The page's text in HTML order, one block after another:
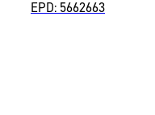
EPD: 5662663